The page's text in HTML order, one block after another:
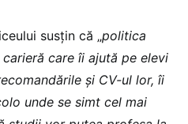
susțin că „politica
care îi ajută pe elevi
și CV-ul lor, îi
unde se simt cel mai